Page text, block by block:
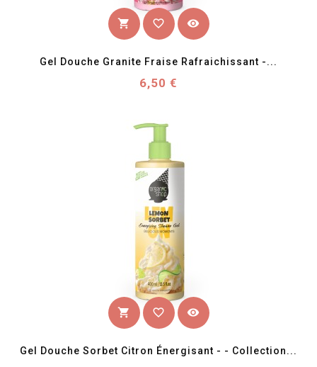
shopping_cart favorite_border visibility
Gel Douche Granite Fraise Rafraichissant -...
Prix
6,50 €
shopping_cart favorite_border visibility
Gel Douche Sorbet Citron Énergisant - - Collection...